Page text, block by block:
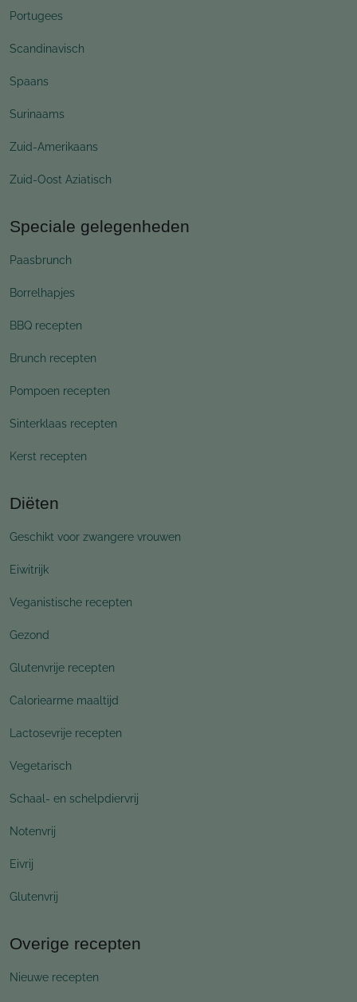
Portugees
Scandinavisch
Spaans
Surinaams
Zuid-Amerikaans
Zuid-Oost Aziatisch
Speciale gelegenheden
Paasbrunch
Borrelhapjes
BBQ recepten
Brunch recepten
Pompoen recepten
Sinterklaas recepten
Kerst recepten
Diëten
Geschikt voor zwangere vrouwen
Eiwitrijk
Veganistische recepten
Gezond
Glutenvrije recepten
Caloriearme maaltijd
Lactosevrije recepten
Vegetarisch
Schaal- en schelpdiervrij
Notenvrij
Eivrij
Glutenvrij
Overige recepten
Nieuwe recepten